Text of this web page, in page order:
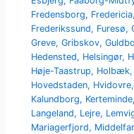
Fredensborg, Fredericia,
Frederikssund, Furesø,
Greve,Gribskov,
Hedensted, Helsingør,
Høje-Taastrup, Holbæk,
Hovedstaden, Hvidovre,
Kalundborg, Kerteminde,
Langeland, Lejre,
Mariagerfjord,